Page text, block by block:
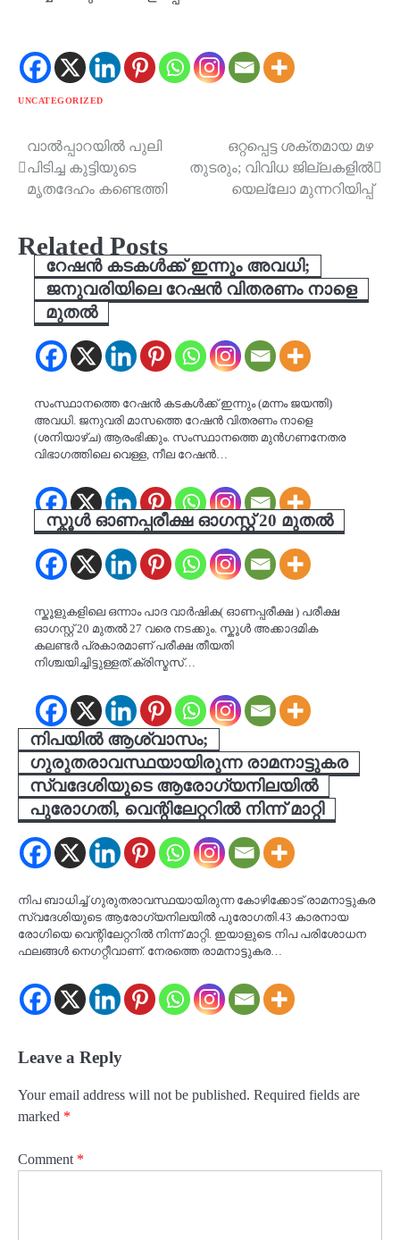
UNCATEGORIZED
Post
navigation
വാല്‍പ്പാറയില്‍ പുലി
പിടിച്ച കുട്ടിയുടെ
മൃതദേഹം കണ്ടെത്തി
ഒറ്റപ്പെട്ട ശക്തമായ മഴ
തുടരും; വിവിധ ജില്ലകളിൽ
യെല്ലോ മുന്നറിയിപ്പ്
Related Posts
റേഷന്‍ കടകള്‍ക്ക് ഇന്നും അവധി;
ജനുവരിയിലെ റേഷന്‍ വിതരണം നാളെ
മുതല്‍
സംസ്ഥാനത്തെ റേഷന്‍ കടകള്‍ക്ക് ഇന്നും (മന്നം ജയന്തി)
അവധി. ജനുവരി മാസത്തെ റേഷന്‍ വിതരണം നാളെ
(ശനിയാഴ്ച) ആരംഭിക്കും. സംസ്ഥാനത്തെ മുന്‍ഗണനേതര
വിഭാഗത്തിലെ വെള്ള, നീല റേഷന്‍…
സ്കൂള്‍ ഓണപ്പരീക്ഷ ഓഗസ്റ്റ് 20 മുതല്‍
സ്കൂളുകളിലെ ഒന്നാം പാദ വാര്‍ഷിക( ഓണപ്പരീക്ഷ ) പരീക്ഷ
ഓഗസ്റ്റ് 20 മുതല്‍ 27 വരെ നടക്കും. സ്കൂള്‍ അക്കാദമിക
കലണ്ടര്‍ പ്രകാരമാണ് പരീക്ഷ തീയതി
നിശ്ചയിച്ചിട്ടുള്ളത്.ക്രിസ്മസ്…
നിപയിൽ ആശ്വാസം;
ഗുരുതരാവസ്ഥയായിരുന്ന രാമനാട്ടുകര
സ്വദേശിയുടെ ആരോഗ്യനിലയിൽ
പുരോഗതി, വെന്റിലേറ്ററിൽ നിന്ന് മാറ്റി
നിപ ബാധിച്ച് ഗുരുതരാവസ്ഥയായിരുന്ന കോഴിക്കോട് രാമനാട്ടുകര
സ്വദേശിയുടെ ആരോഗ്യനിലയിൽ പുരോഗതി.43 കാരനായ
രോഗിയെ വെന്റിലേറ്ററിൽ നിന്ന് മാറ്റി. ഇയാളുടെ നിപ പരിശോധന
ഫലങ്ങൾ നെഗറ്റീവാണ്. നേരത്തെ രാമനാട്ടുകര…
Leave a Reply
Your email address will not be published. Required fields are
marked *
Comment *